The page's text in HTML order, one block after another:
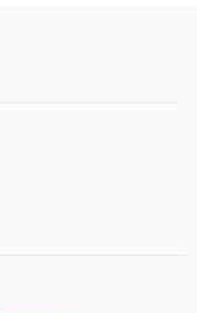
さな苗だから